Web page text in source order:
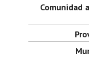
Comunidad